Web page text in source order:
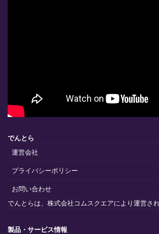
でんとら
運営会社
プライバシーポリシー
お問い合わせ
でんとらは、株式会社コムスクエアにより運営され
製品・サービス情報